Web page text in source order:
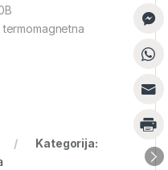
Kategorija: